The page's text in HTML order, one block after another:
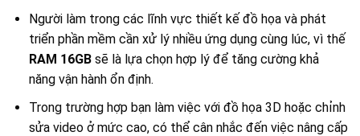
Người làm trong các lĩnh vực thiết kế đồ họa và phát
triển phần mềm cần xử lý nhiều ứng dụng cùng lúc, vì thế
RAM 16GBsẽ là lựa chọn hợp lý để tăng cường khả
năng vận hành ổn định.
Trong trường hợp bạn làm việc với đồ họa 3D hoặc chỉnh
sửa video ở mức cao, có thể cân nhắc đến việc nâng cấp